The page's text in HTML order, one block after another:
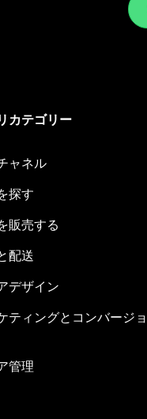
カテゴリー
ャネル
探す
販売する
配送
デザイン
ティングとコンバージョ
管理